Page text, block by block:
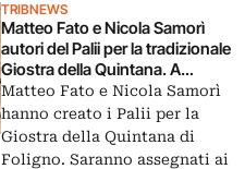
TRIBNEWS
Matteo Fato e Nicola Samorì
autori del Palii per la tradizionale
Giostra della Quintana. A
Foligno, Dame e Cavalieri
incontrano l’arte
contemporanea
Matteo Fato e Nicola Samorì
hanno creato i Palii per la
Giostra della Quintana di
Foligno. Saranno assegnati ai